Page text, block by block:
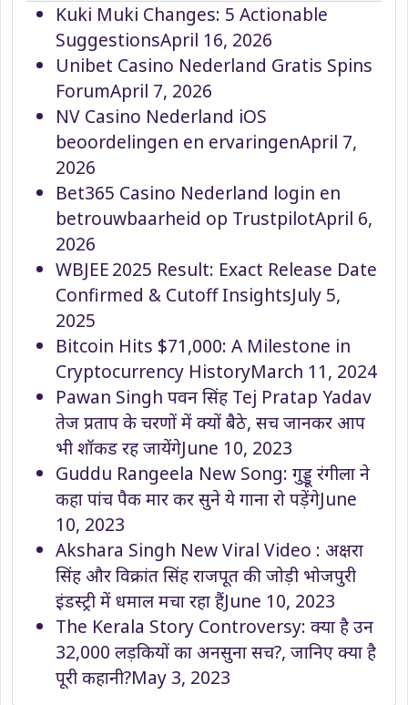
Kuki Muki Changes: 5 Actionable
SuggestionsApril 16, 2026
Unibet Casino Nederland Gratis Spins
ForumApril 7, 2026
NV Casino Nederland iOS
beoordelingen en ervaringenApril 7,
2026
Bet365 Casino Nederland login en
betrouwbaarheid op TrustpilotApril 6,
2026
WBJEE 2025 Result: Exact Release Date
Confirmed & Cutoff InsightsJuly 5,
2025
Bitcoin Hits $71,000: A Milestone in
Cryptocurrency HistoryMarch 11, 2024
Pawan Singh पवन सिंह Tej Pratap Yadav
तेज प्रताप के चरणों में क्यों बैठे, सच जानकर आप
भी शॉकड रह जायेंगेJune 10, 2023
Guddu Rangeela New Song: गुड्डू रंगीला ने
कहा पांच पैक मार कर सुने ये गाना रो पड़ेंगेJune
10, 2023
Akshara Singh New Viral Video : अक्षरा
सिंह और विक्रांत सिंह राजपूत की जोड़ी भोजपुरी
इंडस्ट्री में धमाल मचा रहा हैंJune 10, 2023
The Kerala Story Controversy: क्या है उन
32,000 लड़कियों का अनसुना सच?, जानिए क्या है
पूरी कहानी?May 3, 2023